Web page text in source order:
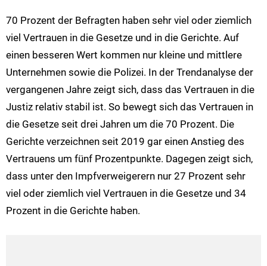
70 Prozent der Befragten haben sehr viel oder ziemlich
viel Vertrauen in die Gesetze und in die Gerichte. Auf
einen besseren Wert kommen nur kleine und mittlere
Unternehmen sowie die Polizei. In der Trendanalyse der
vergangenen Jahre zeigt sich, dass das Vertrauen in die
Justiz relativ stabil ist. So bewegt sich das Vertrauen in
die Gesetze seit drei Jahren um die 70 Prozent. Die
Gerichte verzeichnen seit 2019 gar einen Anstieg des
Vertrauens um fünf Prozentpunkte. Dagegen zeigt sich,
dass unter den Impfverweigerern nur 27 Prozent sehr
viel oder ziemlich viel Vertrauen in die Gesetze und 34
Prozent in die Gerichte haben.